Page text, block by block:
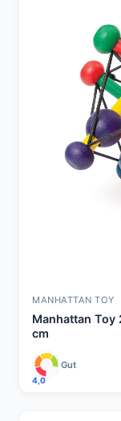
MANHATTAN TOY
Manhattan
cm
4,0
Gut